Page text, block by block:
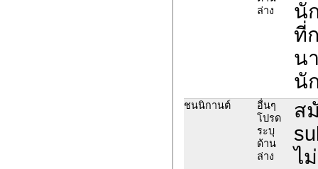
ล่าง
นั
ที่
น
นั
ชนนิกานต์
อื่นๆ
โปรด
ระบุ
ด้าน
ล่าง
ส
ไ